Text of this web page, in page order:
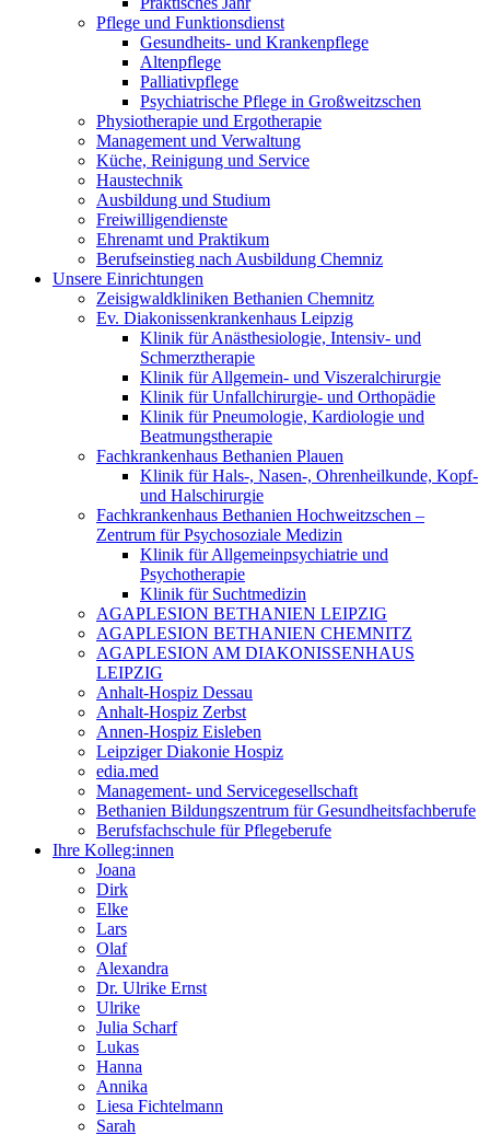
Pflege und Funktionsdienst
Gesundheits- und Krankenpflege
Altenpflege
Palliativpflege
Psychiatrische Pflege in Großweitzschen
Physiotherapie und Ergotherapie
Management und Verwaltung
Küche, Reinigung und Service
Haustechnik
Ausbildung und Studium
Freiwilligendienste
Ehrenamt und Praktikum
Berufseinstieg nach Ausbildung Chemniz
Unsere Einrichtungen
Zeisigwaldkliniken Bethanien Chemnitz
Ev. Diakonissenkrankenhaus Leipzig
Klinik für Anästhesiologie, Intensiv- und
Schmerztherapie
Klinik für Allgemein- und Viszeralchirurgie
Klinik für Unfallchirurgie- und Orthopädie
Klinik für Pneumologie, Kardiologie und
Beatmungstherapie
Fachkrankenhaus Bethanien Plauen
Klinik für Hals-, Nasen-, Ohrenheilkunde, Kopf-
und Halschirurgie
Fachkrankenhaus Bethanien Hochweitzschen –
Zentrum für Psychosoziale Medizin
Klinik für Allgemeinpsychiatrie und
Psychotherapie
Klinik für Suchtmedizin
AGAPLESION BETHANIEN LEIPZIG
AGAPLESION BETHANIEN CHEMNITZ
AGAPLESION AM DIAKONISSENHAUS
LEIPZIG
Anhalt-Hospiz Dessau
Anhalt-Hospiz Zerbst
Annen-Hospiz Eisleben
Leipziger Diakonie Hospiz
edia.med
Management- und Servicegesellschaft
Bethanien Bildungszentrum für Gesundheitsfachberufe
Berufsfachschule für Pflegeberufe
Ihre Kolleg:innen
Joana
Dirk
Elke
Lars
Olaf
Alexandra
Dr. Ulrike Ernst
Ulrike
Julia Scharf
Lukas
Hanna
Annika
Liesa Fichtelmann
Sarah